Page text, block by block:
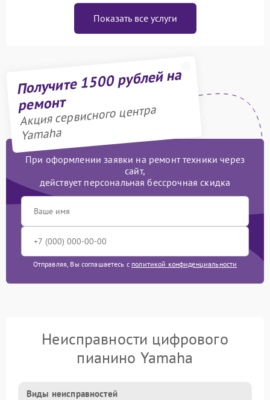
Показать все услуги
Получите 1500 рублей на
ремонт
Акция сервисного центра
Yamaha
При оформлении заявки на ремонт техники через
сайт,
действует персональная бессрочная скидка
Отправляя, Вы соглашаетесь с политикой конфиденциальности
Неисправности цифрового
пианино Yamaha
Виды неисправностей